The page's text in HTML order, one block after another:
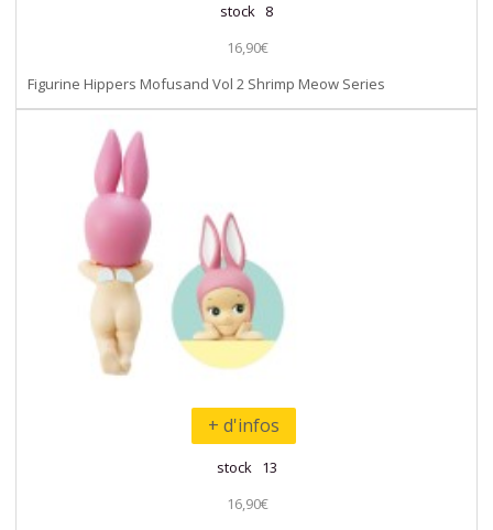
stock 8
16,90€
Figurine Hippers Mofusand Vol 2 Shrimp Meow Series
+ d'infos
stock 13
16,90€